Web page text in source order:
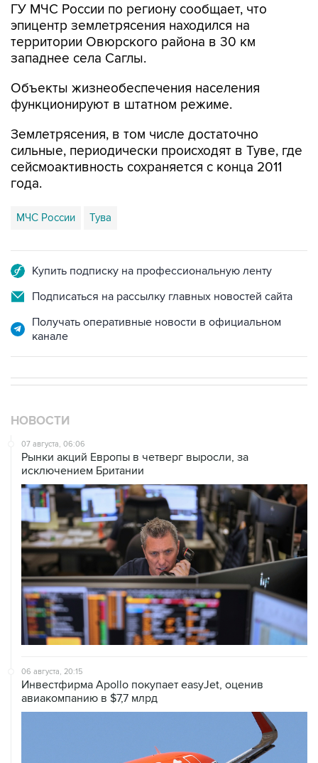
ГУ МЧС России по региону сообщает, что
эпицентр землетрясения находился на
территории Овюрского района в 30 км
западнее села Саглы.
Объекты жизнеобеспечения населения
функционируют в штатном режиме.
Землетрясения, в том числе достаточно
сильные, периодически происходят в Туве, где
сейсмоактивность сохраняется с конца 2011
года.
МЧС России Тува
Купить подписку на профессиональную ленту
Подписаться на рассылку главных новостей сайта
Получать оперативные новости в официальном
канале
НОВОСТИ
07 августа, 06:06
Рынки акций Европы в четверг выросли, за
исключением Британии
06 августа, 20:15
Инвестфирма Apollo покупает easyJet, оценив
авиакомпанию в $7,7 млрд